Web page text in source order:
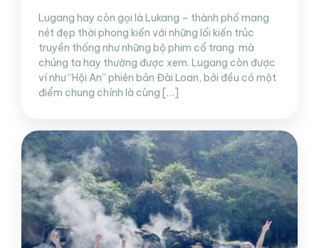
Lugang hay còn gọi là Lukang – thành phố mang
nét đẹp thời phong kiến với những lối kiến trúc
truyền thống như những bộ phim cổ trang mà
chúng ta hay thường được xem. Lugang còn được
ví như “Hội An” phiên bản Đài Loan, bởi đều có một
điểm chung chính là cùng […]